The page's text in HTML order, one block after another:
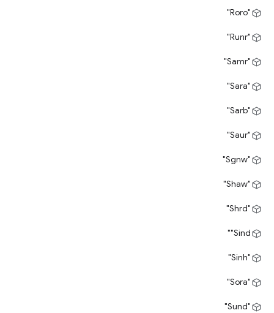
"Roro"
"Runr"
"Samr"
"Sara"
"Sarb"
"Saur"
"Sgnw"
"Shaw"
"Shrd"
‎"Sind"
"Sinh"
"Sora"
"Sund"